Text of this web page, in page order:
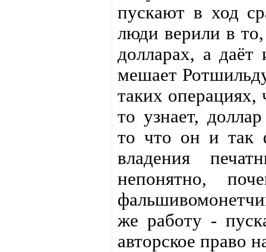
пускают в ход
люди верили в
долларах, а даёт
мешает
таких операциях,
то узнает,
то что он и так
владения
непонятно,
же работу -
авторское право